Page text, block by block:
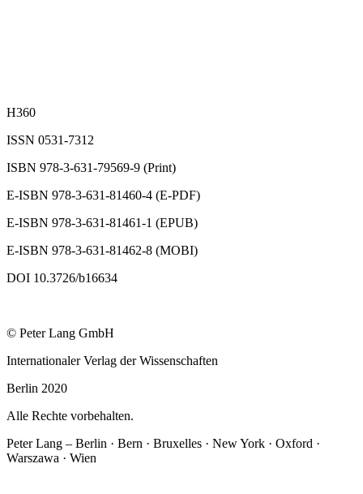
H360
ISSN 0531-7312
ISBN 978-3-631-79569-9 (Print)
E-ISBN 978-3-631-81460-4 (E-PDF)
E-ISBN 978-3-631-81461-1 (EPUB)
E-ISBN 978-3-631-81462-8 (MOBI)
© Peter Lang GmbH
Internationaler Verlag der Wissenschaften
Berlin 2020
Alle Rechte vorbehalten.